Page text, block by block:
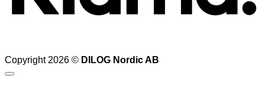
Copyright 2026 © DILOG Nordic AB